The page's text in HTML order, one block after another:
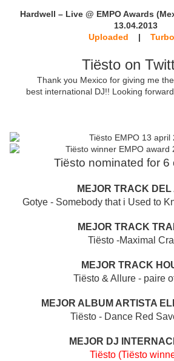
Hardwell – Live @ EMPO Awards
13.04.2013
Uploaded
|
Tiësto on
Thank you Mexico for giving me the
best international DJ!! Looking
Tiësto nominated for 6
MEJOR TRACK DEL
Gotye - Somebody that i Used to
MEJOR TRACK
Tiësto -Maximal
MEJOR TRACK
Tiësto & Allure - paire
MEJOR ALBUM ARTISTA
Tiësto - Dance Red
MEJOR DJ
Tiësto (Tiësto